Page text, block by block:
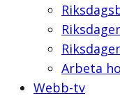
Arbeta
Webb-tv